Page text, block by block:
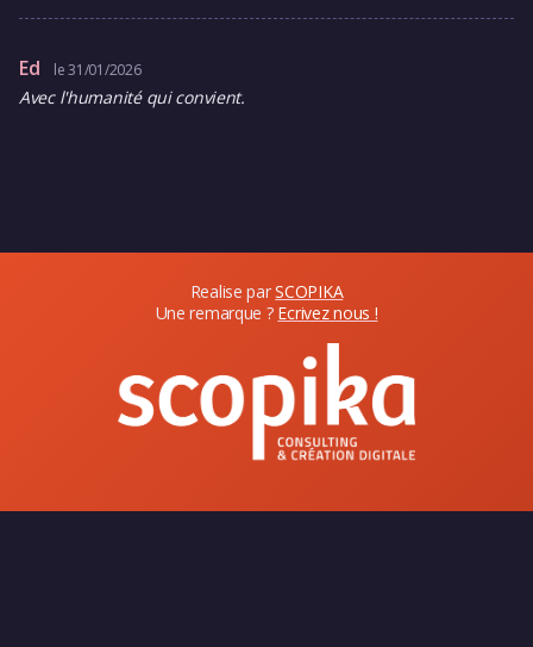
Ed le 31/01/2026
Avec l'humanité qui convient.
Realise parSCOPIKA
Une remarque ? Ecrivez nous !